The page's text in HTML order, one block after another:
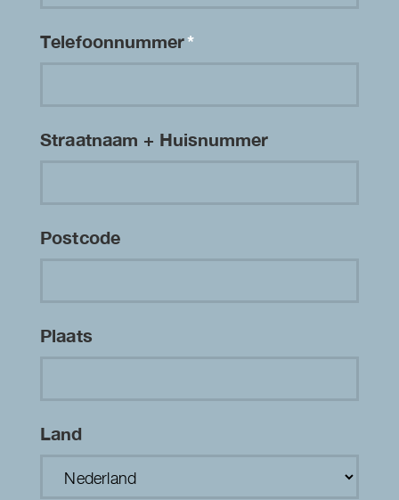
Telefoonnummer*
Straatnaam + Huisnummer
Postcode
Plaats
Land